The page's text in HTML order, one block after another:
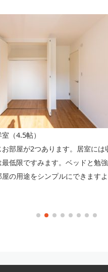
（4.5帖）
部屋が2つあります。居室には
低限ですみます。ベッドと勉
屋の用途をシンプルにできます